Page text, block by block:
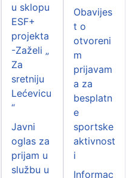
u sklopu
ESF+
projekta
-Zaželi „
Za
sretniju
Lećevicu
“
Javni
oglas za
prijam u
službu u
Obavijes
t o
otvoreni
m
prijavam
a za
besplatn
e
sportske
aktivnost
i
Informac